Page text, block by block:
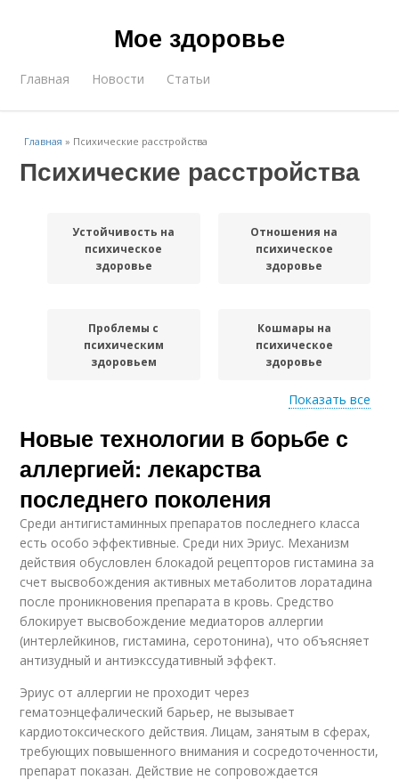
Мое здоровье
Главная Новости Статьи
Главная » Психические расстройства
Психические расстройства
Устойчивость на
психическое
здоровье
Отношения на
психическое
здоровье
Проблемы с
психическим
здоровьем
Кошмары на
психическое
здоровье
психическое
здоровье
психическое
Жизни на
психическое
здоровье
Психическое
здоровье
Психические
нагрузки
Психическое
состояние
Психические
здоровья
Здоровье от
психического
здоровья
Показать все
Новые технологии в борьбе с
аллергией: лекарства
последнего поколения
Среди антигистаминных препаратов последнего класса
есть особо эффективные. Среди них Эриус. Механизм
действия обусловлен блокадой рецепторов гистамина за
счет высвобождения активных метаболитов лоратадина
после проникновения препарата в кровь. Средство
блокирует высвобождение медиаторов аллергии
(интерлейкинов, гистамина, серотонина), что объясняет
антизудный и антиэкссудативный эффект.
Эриус от аллергии не проходит через
гематоэнцефалический барьер, не вызывает
кардиотоксического действия. Лицам, занятым в сферах,
требующих повышенного внимания и сосредоточенности,
препарат показан. Действие не сопровождается